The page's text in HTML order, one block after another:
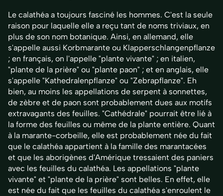
Le calathéa a toujours fasciné les hommes. C'est la seule
raison pour laquelle elle a reçu tant de noms triviaux, en
plus de son nom botanique. Ainsi, en allemand, elle
s'appelle aussi Korbmarante ou Klapperschlangenpflanze
; en français, on l'appelle "plante vivante" ; en italien,
"plante de la prière" ou "plante paon" ; et en anglais, elle
s'appelle "Kathedralenpflanze" ou "Zebrapflanze". Eh
bien, au moins les appellations de serpent à sonnettes,
de zèbre et de paon sont probablement dues aux motifs
extravagants des feuilles. "Cathédrale" pourrait être lié à
la forme des feuilles ou même de la plante entière. Quant
à la marante-corbeille, elle est probablement née du fait
que le calathéa appartient à la famille des marantacées
et que les aborigènes d'Amérique tressaient des paniers
avec les feuilles du calathéa. Les appellations "plante
vivante" et "plante de la prière" sont belles. En effet, elle
est née du fait que les feuilles du calathéa s'enroulent le